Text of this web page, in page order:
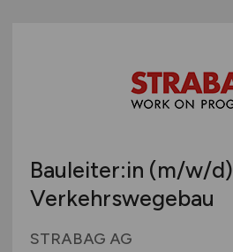
Bauleiter:in (m/w/d)
Verkehrswegebau
STRABAG AG